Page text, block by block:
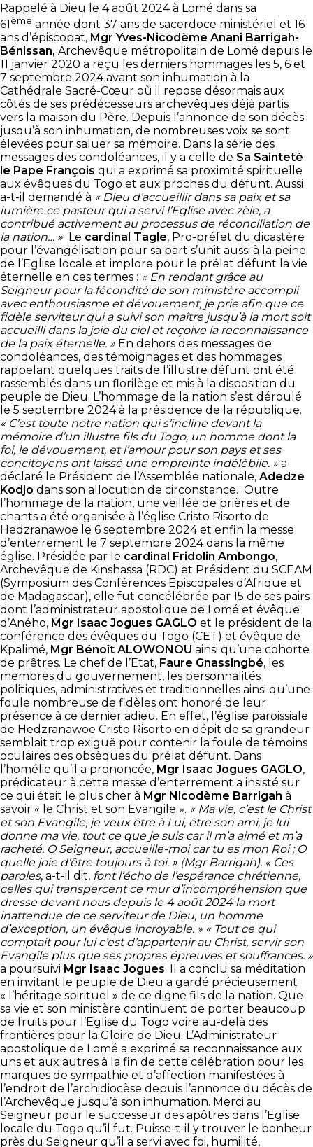
Rappelé à Dieu le 4 août 2024 à Lomé dans sa
61ème année dont 37 ans de sacerdoce ministériel et 16
ans d’épiscopat, Mgr Yves-Nicodème Anani Barrigah-
Bénissan, Archevêque métropolitain de Lomé depuis le
11 janvier 2020 a reçu les derniers hommages les 5, 6 et
7 septembre 2024 avant son inhumation à la
Cathédrale Sacré-Cœur où il repose désormais aux
côtés de ses prédécesseurs archevêques déjà partis
vers la maison du Père. Depuis l’annonce de son décès
jusqu’à son inhumation, de nombreuses voix se sont
élevées pour saluer sa mémoire. Dans la série des
messages des condoléances, il y a celle de Sa Sainteté
le Pape François qui a exprimé sa proximité spirituelle
aux évêques du Togo et aux proches du défunt. Aussi
a-t-il demandé à « Dieu d’accueillir dans sa paix et sa
lumière ce pasteur qui a servi l’Eglise avec zèle, a
contribué activement au processus de réconciliation de
la nation… » Le cardinal Tagle, Pro-préfet du dicastère
pour l’évangélisation pour sa part s’unit aussi à la peine
de l’Eglise locale et implore pour le prélat défunt la vie
éternelle en ces termes : « En rendant grâce au
Seigneur pour la fécondité de son ministère accompli
avec enthousiasme et dévouement, je prie afin que ce
fidèle serviteur qui a suivi son maître jusqu’à la mort soit
accueilli dans la joie du ciel et reçoive la reconnaissance
de la paix éternelle. » En dehors des messages de
condoléances, des témoignages et des hommages
rappelant quelques traits de l’illustre défunt ont été
rassemblés dans un florilège et mis à la disposition du
peuple de Dieu. L’hommage de la nation s’est déroulé
le 5 septembre 2024 à la présidence de la république.
« C’est toute notre nation qui s’incline devant la
mémoire d’un illustre fils du Togo, un homme dont la
foi, le dévouement, et l’amour pour son pays et ses
concitoyens ont laissé une empreinte indélébile. » a
déclaré le Président de l’Assemblée nationale, Adedze
Kodjo dans son allocution de circonstance. Outre
l’hommage de la nation, une veillée de prières et de
chants a été organisée à l’église Cristo Risorto de
Hedzranawoe le 6 septembre 2024 et enfin la messe
d’enterrement le 7 septembre 2024 dans la même
église. Présidée par le cardinal Fridolin Ambongo,
Archevêque de Kinshassa (RDC) et Président du SCEAM
(Symposium des Conférences Episcopales d’Afrique et
de Madagascar), elle fut concélébrée par 15 de ses pairs
dont l’administrateur apostolique de Lomé et évêque
d’Aného, Mgr Isaac Jogues GAGLO et le président de la
conférence des évêques du Togo (CET) et évêque de
Kpalimé, Mgr Bénoît ALOWONOU ainsi qu’une cohorte
de prêtres. Le chef de l’Etat, Faure Gnassingbé, les
membres du gouvernement, les personnalités
politiques, administratives et traditionnelles ainsi qu’une
foule nombreuse de fidèles ont honoré de leur
présence à ce dernier adieu. En effet, l’église paroissiale
de Hedzranawoe Cristo Risorto en dépit de sa grandeur
semblait trop exiguë pour contenir la foule de témoins
oculaires des obsèques du prélat défunt. Dans
l’homélie qu’il a prononcée, Mgr Isaac Jogues GAGLO,
prédicateur à cette messe d’enterrement a insisté sur
ce qui était le plus cher à Mgr Nicodème Barrigah à
savoir « le Christ et son Evangile ». « Ma vie, c’est le Christ
et son Evangile, je veux être à Lui, être son ami, je lui
donne ma vie, tout ce que je suis car il m’a aimé et m’a
racheté. O Seigneur, accueille-moi car tu es mon Roi ; O
quelle joie d’être toujours à toi. » (Mgr Barrigah). « Ces
paroles, a-t-il dit, font l’écho de l’espérance chrétienne,
celles qui transpercent ce mur d’incompréhension que
dresse devant nous depuis le 4 août 2024 la mort
inattendue de ce serviteur de Dieu, un homme
d’exception, un évêque incroyable. » « Tout ce qui
comptait pour lui c’est d’appartenir au Christ, servir son
Evangile plus que ses propres épreuves et souffrances. »
a poursuivi Mgr Isaac Jogues. Il a conclu sa méditation
en invitant le peuple de Dieu a gardé précieusement
« l’héritage spirituel » de ce digne fils de la nation. Que
sa vie et son ministère continuent de porter beaucoup
de fruits pour l’Eglise du Togo voire au-delà des
frontières pour la Gloire de Dieu. L’Administrateur
apostolique de Lomé a exprimé sa reconnaissance aux
uns et aux autres à la fin de cette célébration pour les
marques de sympathie et d’affection manifestées à
l’endroit de l’archidiocèse depuis l’annonce du décès de
l’Archevêque jusqu’à son inhumation. Merci au
Seigneur pour le successeur des apôtres dans l’Eglise
locale du Togo qu’il fut. Puisse-t-il y trouver le bonheur
près du Seigneur qu’il a servi avec foi, humilité,